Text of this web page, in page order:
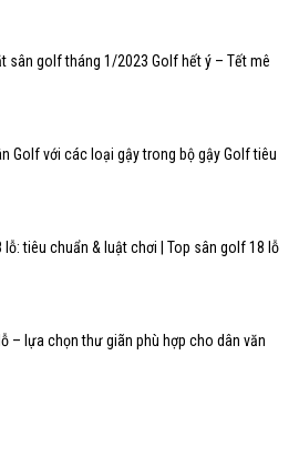
sân golf tháng 1/2023 Golf hết ý – Tết mê
Golf với các loại gậy trong bộ gậy Golf tiêu
lỗ: tiêu chuẩn & luật chơi | Top sân golf 18 lỗ
– lựa chọn thư giãn phù hợp cho dân văn